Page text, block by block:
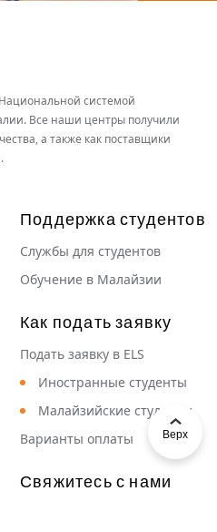
системой
Все наши центры получили
а также как поставщики
Поддержка студентов
Службы для студентов
Обучение в Малайзии
Как подать заявку
Подать заявку в ELS
Иностранные студенты
Малайзийские студенты
Варианты оплаты
Свяжитесь с нами
Верх